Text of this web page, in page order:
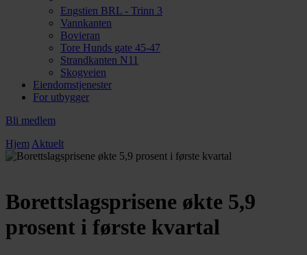
Engstien BRL - Trinn 3
Vannkanten
Bovieran
Tore Hunds gate 45-47
Strandkanten N11
Skogveien
Eiendomstjenester
For utbygger
Bli medlem
Hjem Aktuelt
Borettslagsprisene økte 5,9
prosent i første kvartal